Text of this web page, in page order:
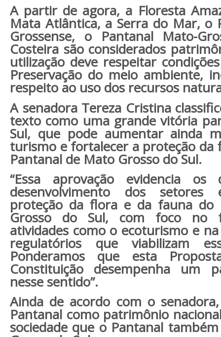
A partir de agora, a Floresta
Mata Atlântica, a Serra do Mar, o
Grossense, o Pantanal Mato-
Costeira são considerados
utilização deve respeitar
Preservação do meio ambiente,
respeito ao uso dos recursos
A senadora Tereza Cristina
texto como uma grande vitória
Sul, que pode aumentar ainda
turismo e fortalecer a proteção da
Pantanal de Mato Grosso do Sul.
“Essa aprovação evidencia
desenvolvimento dos
proteção da flora e da fauna do
Grosso do Sul, com foco no
atividades como o ecoturismo e
regulatórios que viabilizam
Ponderamos que esta
Constituição desempenha um
nesse sentido”.
Ainda de acordo com o
Pantanal como patrimônio
sociedade que o Pantanal